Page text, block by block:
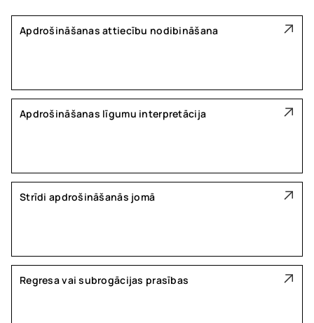
Apdrošināšanas attiecību nodibināšana
Apdrošināšanas līgumu interpretācija
Strīdi apdrošināšanās jomā
Regresa vai subrogācijas prasības